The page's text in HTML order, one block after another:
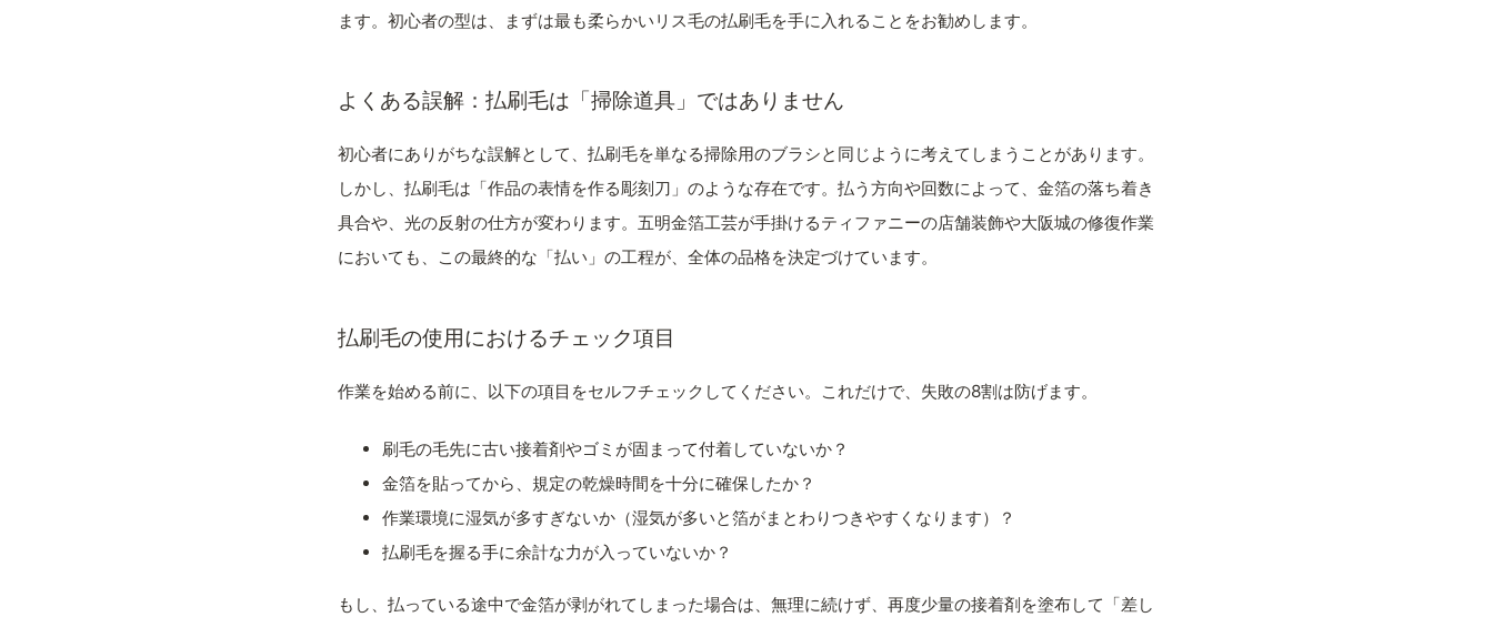
ます。初心者の型は、まずは最も柔らかいリス毛の払刷毛を手に入れることをお勧めします。
よくある誤解：払刷毛は「掃除道具」ではありません
初心者にありがちな誤解として、払刷毛を単なる掃除用のブラシと同じように考えてしまうことがあります。
しかし、払刷毛は「作品の表情を作る彫刻刀」のような存在です。払う方向や回数によって、金箔の落ち着き
具合や、光の反射の仕方が変わります。五明金箔工芸が手掛けるティファニーの店舗装飾や大阪城の修復作業
においても、この最終的な「払い」の工程が、全体の品格を決定づけています。
払刷毛の使用におけるチェック項目
作業を始める前に、以下の項目をセルフチェックしてください。これだけで、失敗の8割は防げます。
刷毛の毛先に古い接着剤やゴミが固まって付着していないか？
金箔を貼ってから、規定の乾燥時間を十分に確保したか？
作業環境に湿気が多すぎないか（湿気が多いと箔がまとわりつきやすくなります）？
払刷毛を握る手に余計な力が入っていないか？
もし、払っている途中で金箔が剥がれてしまった場合は、無理に続けず、再度少量の接着剤を塗布して「差し